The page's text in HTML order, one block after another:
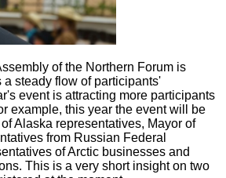
of the Northern Forum is
a steady flow of participants'
event is attracting more participants
example, this year the event will be
Alaska representatives, Mayor of
from Russian Federal
of Arctic businesses and
This is a very short insight on two